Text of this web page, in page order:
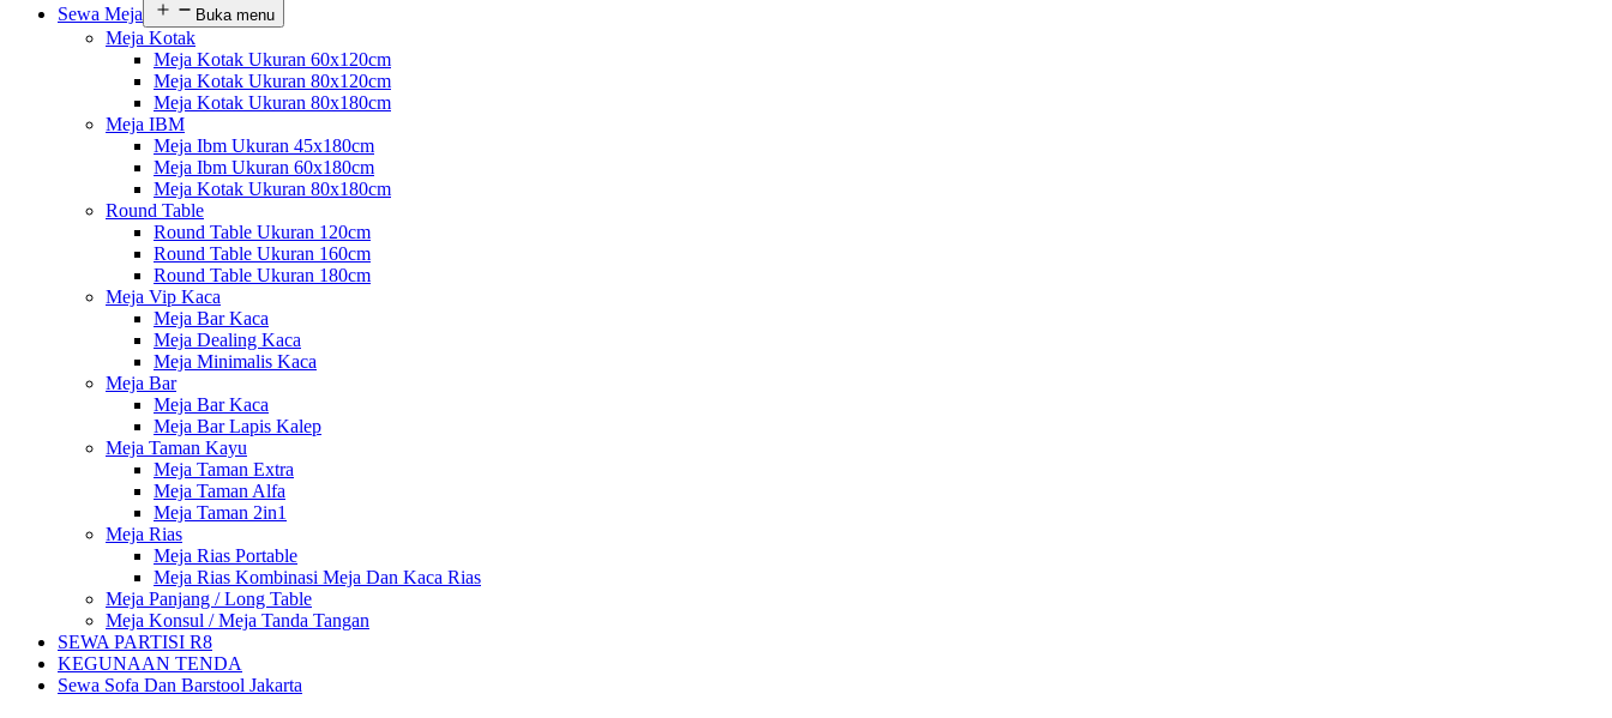
Sewa Meja
Buka menu
Meja Kotak
Meja Kotak Ukuran 60x120cm
Meja Kotak Ukuran 80x120cm
Meja Kotak Ukuran 80x180cm
Meja IBM
Meja Ibm Ukuran 45x180cm
Meja Ibm Ukuran 60x180cm
Meja Kotak Ukuran 80x180cm
Round Table
Round Table Ukuran 120cm
Round Table Ukuran 160cm
Round Table Ukuran 180cm
Meja Vip Kaca
Meja Bar Kaca
Meja Dealing Kaca
Meja Minimalis Kaca
Meja Bar
Meja Bar Kaca
Meja Bar Lapis Kalep
Meja Taman Kayu
Meja Taman Extra
Meja Taman Alfa
Meja Taman 2in1
Meja Rias
Meja Rias Portable
Meja Rias Kombinasi Meja Dan Kaca Rias
Meja Panjang / Long Table
Meja Konsul / Meja Tanda Tangan
SEWA PARTISI R8
KEGUNAAN TENDA
Sewa Sofa Dan Barstool Jakarta